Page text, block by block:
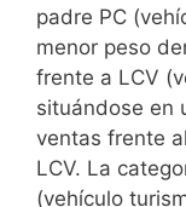
padre PC
menor peso
frente a LCV
situándose en
ventas frente
LCV. La
(vehículo